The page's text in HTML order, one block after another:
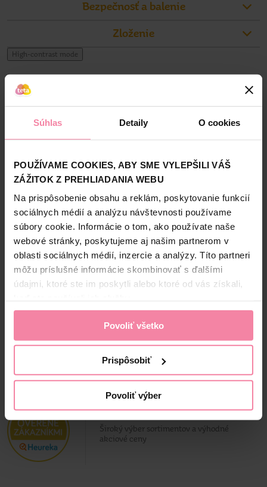
Súhlas Detaily O cookies
POUŽÍVAME COOKIES, ABY SME VYLEPŠILI VÁŠ
ZÁŽITOK Z PREHLIADANIA WEBU
Na prispôsobenie obsahu a reklám, poskytovanie funkcií
sociálnych médií a analýzu návštevnosti používame
súbory cookie. Informácie o tom, ako používate naše
webové stránky, poskytujeme aj našim partnerom v
oblasti sociálnych médií, inzercie a analýzy. Títo partneri
môžu príslušné informácie skombinovať s ďalšími
údajmi, ktoré ste im poskytli alebo ktoré od vás získali,
Povoliť všetko
Prispôsobiť
Povoliť výber
povrchy zostávajú dlhšie čisté.
- Poskytuje lesk bez šmúh
- Bezchybne čistí nečistoty a špinu
- Ochrana sklenených povrchov proti vode a nečistotám
- Svieža citrónová vôňa
- Náhradná náplň minimalizuje množstvo odpadu
- Fľaša vyrobená zo 100% recyklovaného plastu
Bezpečnosť a balenie
Zloženie
High-contrast mode
Alternatívne produkty
Clin čistiaci prostriedok na
okná Windows & Glass
3, 39
Cif univerzálny sprej Okná &
sklo 500 ml
3, 19
Široký výber sortimentov a výhodné
akciové ceny